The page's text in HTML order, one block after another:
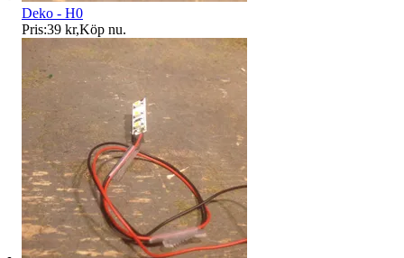
Deko - H0
Pris:39 kr,Köp nu.